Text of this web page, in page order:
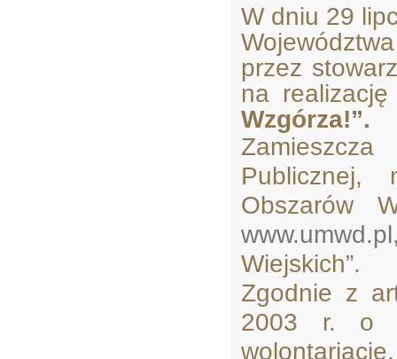
W dniu 29
przez
na
Wzgórza!”.
Publicznej,
Obszarów
www.umwd.pl
Wiejskich”.
Zgodnie z
2003 r. o